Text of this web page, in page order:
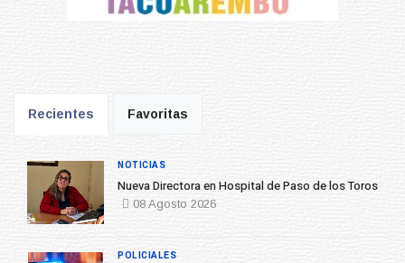
Recientes Favoritas
Nueva Directora en Hospital de Paso de los Toros
08 Agosto 2026
NOTICIAS
POLICIALES